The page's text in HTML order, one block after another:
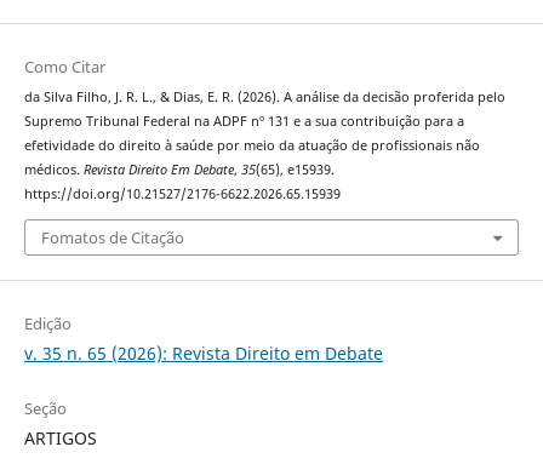
Como Citar
da Silva Filho, J. R. L., & Dias, E. R. (2026). A análise da decisão proferida pelo
Supremo Tribunal Federal na ADPF nº 131 e a sua contribuição para a
efetividade do direito à saúde por meio da atuação de profissionais não
médicos. Revista Direito Em Debate, 35(65), e15939.
https://doi.org/10.21527/2176-6622.2026.65.15939
Fomatos de Citação
Edição
v. 35 n. 65 (2026): Revista Direito em Debate
Seção
ARTIGOS